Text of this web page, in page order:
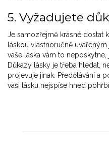
5. Vyžadujete
Je samozřejmě krásné dostat
láskou vlastnoručně
vaše láska vám to
Důkazy lásky je třeba hledat,
projevuje jinak. Předělávání a
vaši lásku nejspíše hned